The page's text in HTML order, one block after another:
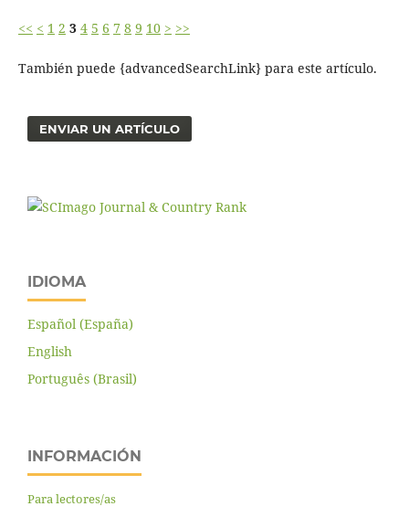
<< < 1 2 3 4 5 6 7 8 9 10 > >>
También puede {advancedSearchLink} para este artículo.
ENVIAR UN ARTÍCULO
IDIOMA
Español (España)
English
Português (Brasil)
INFORMACIÓN
Para lectores/as